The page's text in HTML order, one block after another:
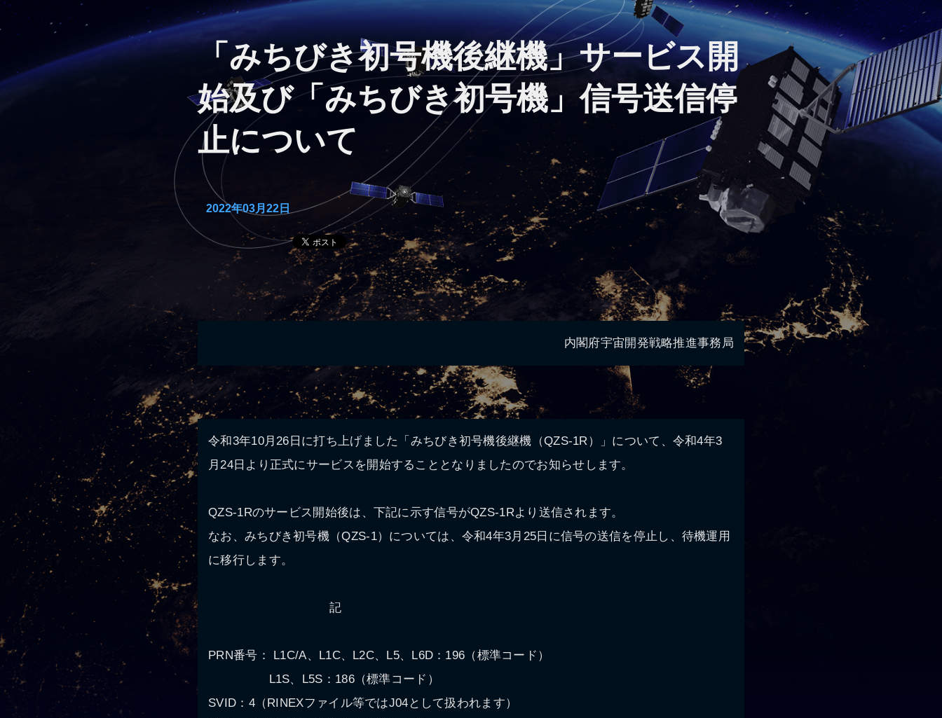
「みちびき初号機後継機」サービス開
始及び「みちびき初号機」信号送信停
止について
2022年03月22日
内閣府宇宙開発戦略推進事務局
令和3年10月26日に打ち上げました「みちびき初号機後継機（QZS-1R）」について、令和4年3
月24日より正式にサービスを開始することとなりましたのでお知らせします。
QZS-1Rのサービス開始後は、下記に示す信号がQZS-1Rより送信されます。
なお、みちびき初号機（QZS-1）については、令和4年3月25日に信号の送信を停止し、待機運用
に移行します。
記
PRN番号： L1C/A、L1C、L2C、L5、L6D：196（標準コード）
L1S、L5S：186（標準コード）
SVID：4（RINEXファイル等ではJ04として扱われます）